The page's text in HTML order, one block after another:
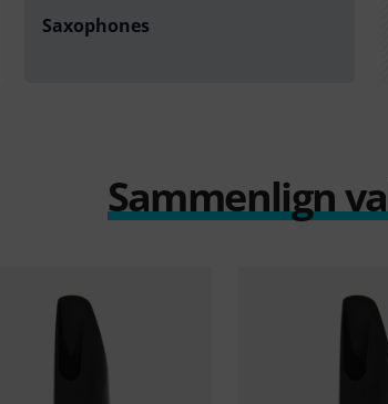
Saxophones
Sammenlign